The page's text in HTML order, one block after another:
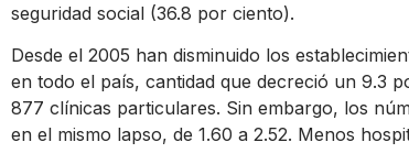
seguridad social (36.8 por ciento).
Desde el 2005 han disminuido los
en todo el país, cantidad que decreció un 9.3
877 clínicas particulares. Sin embargo, los
en el mismo lapso, de 1.60 a 2.52. Menos